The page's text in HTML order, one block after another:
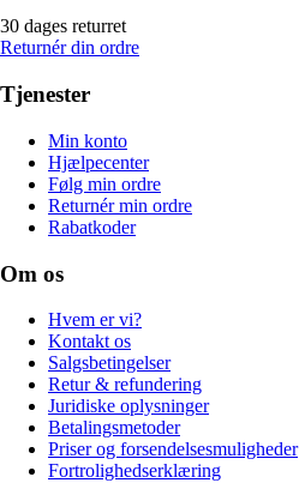
30 dages returret
Returnér din ordre
Tjenester
Min konto
Hjælpecenter
Følg min ordre
Returnér min ordre
Rabatkoder
Om os
Hvem er vi?
Kontakt os
Salgsbetingelser
Retur & refundering
Juridiske oplysninger
Betalingsmetoder
Priser og forsendelsesmuligheder
Fortrolighedserklæring